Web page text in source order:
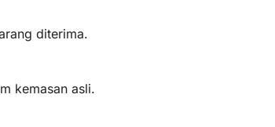
diterima.
kemasan asli.